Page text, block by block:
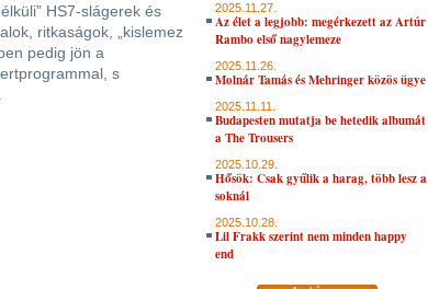
HS7-slágerek és
ritkaságok, „kislemez
pedig jön a
s
2025.11.27.
Az élet a legjobb: megérkezett az Artúr
Rambo első nagylemeze
2025.11.26.
Molnár Tamás és Mehringer közös ügye
2025.11.11.
Budapesten mutatja be hetedik albumát
a The Trousers
2025.10.29.
Hősök: Csak gyűlik a harag, több lesz a
soknál
2025.10.28.
Lil Frakk szerint nem minden happy
end